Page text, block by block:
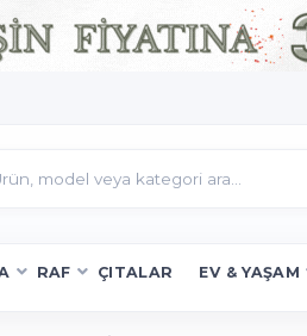
RAF ÇITALAR EV & YAŞAM